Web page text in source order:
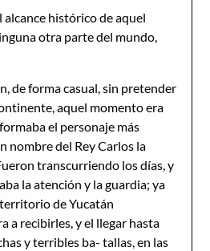
histórico de aquel
otra parte del mundo,
de forma casual, sin pretender
aquel momento era
el personaje más
nombre del Rey Carlos la
transcurriendo los días, y
la atención y la guardia; ya
de Yucatán
a recibirles, y el llegar hasta
y terribles ba- tallas, en las